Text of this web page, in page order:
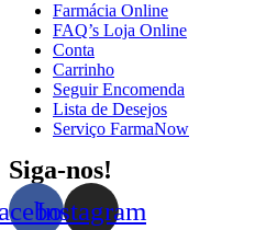
Farmácia Online
FAQ’s Loja Online
Conta
Carrinho
Seguir Encomenda
Lista de Desejos
Serviço FarmaNow
Siga-nos!
Instagram